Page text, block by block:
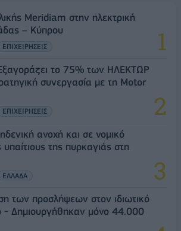
Meridiam στην ηλεκτρική
– Κύπρου
ΕΠΙΧΕΙΡΗΣΕΙΣ
το 75% των ΗΛΕΚΤΩΡ
συνεργασία με τη Motor
ΕΠΙΧΕΙΡΗΣΕΙΣ
ανοχή και σε νομικό
υπαίτιους της πυρκαγιάς στη
ΕΛΛΑΔΑ
των προσλήψεων στον ιδιωτικό
- Δημιουργήθηκαν μόνο 44.000